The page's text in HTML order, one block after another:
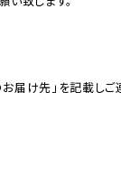
届け先」を記載しご